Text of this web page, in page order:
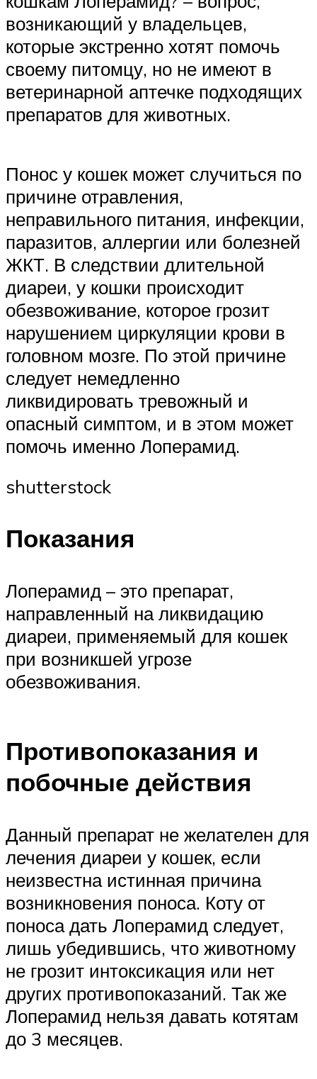
возникающий у владельцев,
которые экстренно хотят помочь
своему питомцу, но не имеют в
ветеринарной аптечке подходящих
препаратов для животных.
Понос у кошек может случиться по
причине отравления,
неправильного питания, инфекции,
паразитов, аллергии или болезней
ЖКТ. В следствии длительной
диареи, у кошки происходит
обезвоживание, которое грозит
нарушением циркуляции крови в
головном мозге. По этой причине
следует немедленно
ликвидировать тревожный и
опасный симптом, и в этом может
помочь именно Лоперамид.
shutterstock
Показания
Лоперамид – это препарат,
направленный на ликвидацию
диареи, применяемый для кошек
при возникшей угрозе
обезвоживания.
Противопоказания и
побочные действия
Данный препарат не желателен для
лечения диареи у кошек, если
неизвестна истинная причина
возникновения поноса. Коту от
поноса дать Лоперамид следует,
лишь убедившись, что животному
не грозит интоксикация или нет
других противопоказаний. Так же
Лоперамид нельзя давать котятам
до 3 месяцев.